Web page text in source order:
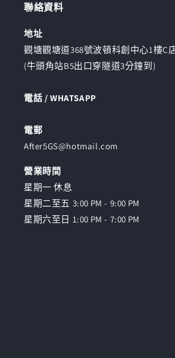
聯絡資料
地址
觀塘觀塘道368號波頓科創中心1樓C
(牛頭角站B5出口穿隧道3分鐘到)
電話 / WHATSAPP
電郵
After5GS@hotmail.com
營業時間
星期一 休息
星期二至五 3:00 PM - 9:00 PM
星期六至日 1:00 PM - 7:00 PM